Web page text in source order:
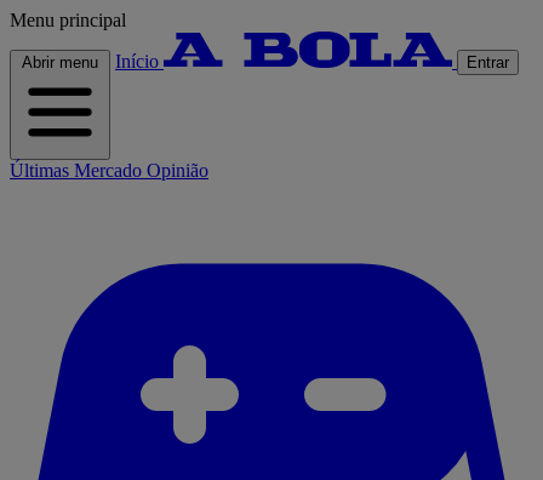
Menu principal
Abrir menu Início Entrar
Últimas Mercado Opinião